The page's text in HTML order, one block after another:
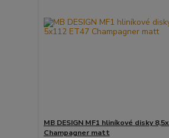
MB DESIGN MF1 hliníkové disky
Champagner matt